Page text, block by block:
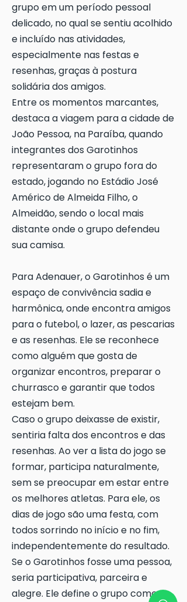
grupo em um período pessoal
delicado, no qual se sentiu acolhido
e incluído nas atividades,
especialmente nas festas e
resenhas, graças à postura
solidária dos amigos.
Entre os momentos marcantes,
destaca a viagem para a cidade de
João Pessoa, na Paraíba, quando
integrantes dos Garotinhos
representaram o grupo fora do
estado, jogando no Estádio José
Américo de Almeida Filho, o
Almeidão, sendo o local mais
distante onde o grupo defendeu
sua camisa.
Para Adenauer, o Garotinhos é um
espaço de convivência sadia e
harmônica, onde encontra amigos
para o futebol, o lazer, as pescarias
e as resenhas. Ele se reconhece
como alguém que gosta de
organizar encontros, preparar o
churrasco e garantir que todos
estejam bem.
Caso o grupo deixasse de existir,
sentiria falta dos encontros e das
resenhas. Ao ver a lista do jogo se
formar, participa naturalmente,
sem se preocupar em estar entre
os melhores atletas. Para ele, os
dias de jogo são uma festa, com
todos sorrindo no início e no fim,
independentemente do resultado.
Se o Garotinhos fosse uma pessoa,
seria participativa, parceira e
alegre. Ele define o grupo como